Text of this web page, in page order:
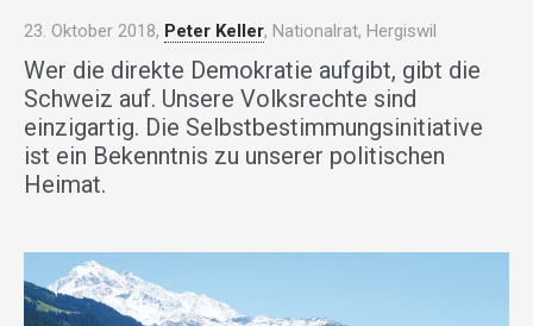
23. Oktober 2018, Peter Keller, Nationalrat, Hergiswil
Wer die direkte Demokratie aufgibt, gibt die
Schweiz auf. Unsere Volksrechte sind
einzigartig. Die Selbstbestimmungsinitiative
ist ein Bekenntnis zu unserer politischen
Heimat.